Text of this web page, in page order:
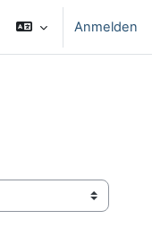
Anmelden